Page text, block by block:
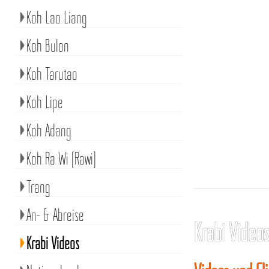
Krabi Videos
Koh Lao Liang
Koh Bulon
Koh Tarutao
Koh Lipe
Koh Adang
Koh Ra Wi (Rawi)
Trang
An- & Abreise
Krabi Videos